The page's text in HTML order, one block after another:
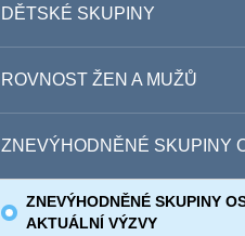
DĚTSKÉ SKUPINY
ROVNOST ŽEN A MUŽŮ
ZNEVÝHODNĚNÉ SKUPINY
ZNEVÝHODNĚNÉ SKUPINY
AKTUÁLNÍ VÝZVY